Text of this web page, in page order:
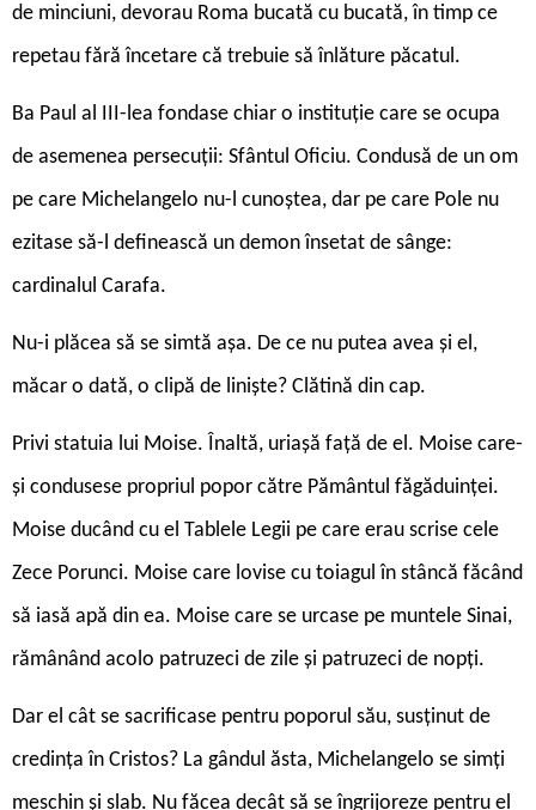
de minciuni, devorau Roma bucată cu bucată, în timp ce
repetau fără încetare că trebuie să înlăture păcatul.
Ba Paul al III-lea fondase chiar o instituție care se ocupa
de asemenea persecuții: Sfântul Oficiu. Condusă de un om
pe care Michelangelo nu-l cunoștea, dar pe care Pole nu
ezitase să-l definească un demon însetat de sânge:
cardinalul Carafa.
Nu-i plăcea să se simtă așa. De ce nu putea avea și el,
măcar o dată, o clipă de liniște? Clătină din cap.
Privi statuia lui Moise. Înaltă, uriașă față de el. Moise care-
și condusese propriul popor către Pământul făgăduinței.
Moise ducând cu el Tablele Legii pe care erau scrise cele
Zece Porunci. Moise care lovise cu toiagul în stâncă făcând
să iasă apă din ea. Moise care se urcase pe muntele Sinai,
rămânând acolo patruzeci de zile și patruzeci de nopți.
Dar el cât se sacrificase pentru poporul său, susținut de
credința în Cristos? La gândul ăsta, Michelangelo se simți
meschin și slab. Nu făcea decât să se îngrijoreze pentru el